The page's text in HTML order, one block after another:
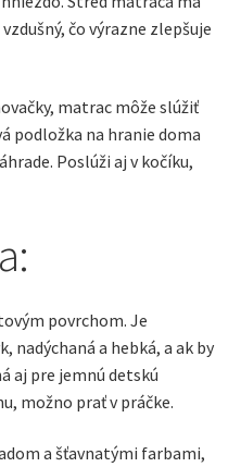
čo výrazne zlepšuje
matrac môže slúžiť
podložka na hranie doma
Poslúži aj v kočíku,
povrchom. Je
nadýchaná a hebká, a ak by
aj pre jemnú detskú
možno prať v práčke.
a šťavnatými farbami,